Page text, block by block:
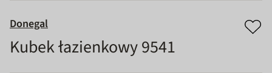
Donegal
Kubek łazienkowy 9541